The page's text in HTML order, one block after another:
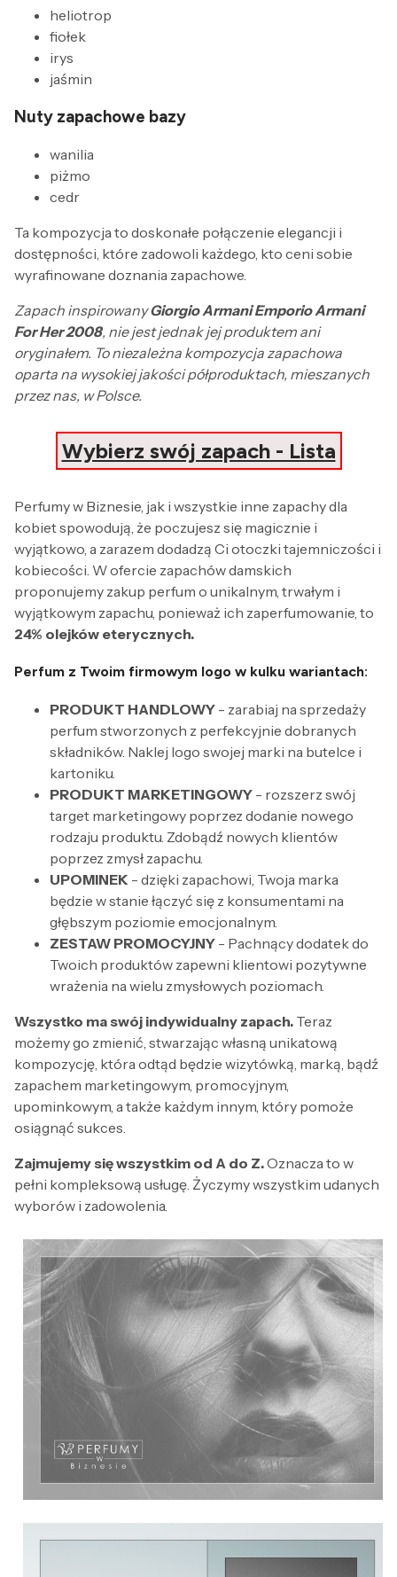
heliotrop
fiołek
irys
jaśmin
Nuty zapachowe bazy
wanilia
piżmo
cedr
Ta kompozycja to doskonałe połączenie elegancji i
dostępności, które zadowoli każdego, kto ceni sobie
wyrafinowane doznania zapachowe.
Zapach inspirowanyGiorgio Armani Emporio Armani
For Her 2008, nie jest jednak jej produktem ani
oryginałem. To niezależna kompozycja zapachowa
oparta na wysokiej jakości półproduktach, mieszanych
przez nas, w Polsce.
Wybierz swój zapach - Lista
Perfumy w Biznesie, jak i wszystkie inne zapachy dla
kobiet spowodują, że poczujesz się magicznie i
wyjątkowo, a zarazem dodadzą Ci otoczki tajemniczości i
kobiecości. W ofercie zapachów damskich
proponujemy zakup perfum o unikalnym, trwałym i
wyjątkowym zapachu, ponieważ ich zaperfumowanie, to
24% olejków eterycznych.
Perfum z Twoim firmowym logo w kulku wariantach:
PRODUKT HANDLOWY - zarabiaj na sprzedaży
perfum stworzonych z perfekcyjnie dobranych
składników. Naklej logo swojej marki na butelce i
kartoniku.
PRODUKT MARKETINGOWY - rozszerz swój
target marketingowy poprzez dodanie nowego
rodzaju produktu. Zdobądź nowych klientów
poprzez zmysł zapachu.
UPOMINEK - dzięki zapachowi, Twoja marka
będzie w stanie łączyć się z konsumentami na
głębszym poziomie emocjonalnym.
ZESTAW PROMOCYJNY - Pachnący dodatek do
Twoich produktów zapewni klientowi pozytywne
wrażenia na wielu zmysłowych poziomach.
Wszystko ma swój indywidualny zapach. Teraz
możemy go zmienić, stwarzając własną unikatową
kompozycję, która odtąd będzie wizytówką, marką, bądź
zapachem marketingowym, promocyjnym,
upominkowym, a także każdym innym, który pomoże
osiągnąć sukces.
Zajmujemy się wszystkim od A do Z.Oznacza to w
pełni kompleksową usługę. Życzymy wszystkim udanych
wyborów i zadowolenia.